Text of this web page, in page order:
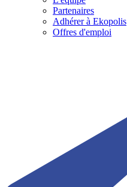
Partenaires
Adhérer à Ekopolis
Offres d'emploi